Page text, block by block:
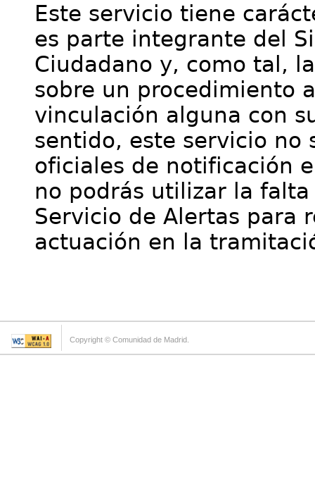
Este servicio tiene
es parte integrante del
Ciudadano y, como tal,
sobre un procedimiento
vinculación alguna con
sentido, este servicio no
oficiales de notificación
no podrás utilizar la
Servicio de Alertas para
actuación en la
Copyright © Comunidad de Madrid.